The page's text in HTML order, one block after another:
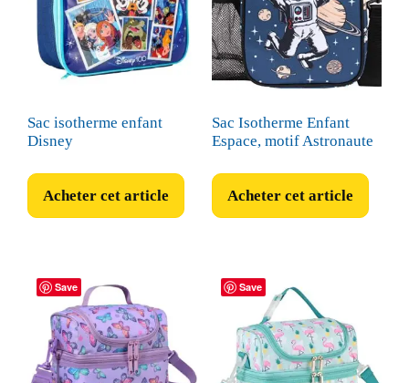
Sac isotherme enfant
Disney
Acheter cet article
Sac Isotherme Enfant
Espace, motif Astronaute
Acheter cet article
Save Save